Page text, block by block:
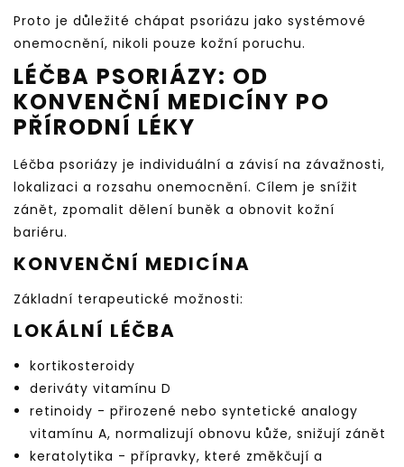
Proto je důležité chápat psoriázu jako systémové
onemocnění, nikoli pouze kožní poruchu.
LÉČBA PSORIÁZY: OD
KONVENČNÍ MEDICÍNY PO
PŘÍRODNÍ LÉKY
Léčba psoriázy je individuální a závisí na závažnosti,
lokalizaci a rozsahu onemocnění. Cílem je snížit
zánět, zpomalit dělení buněk a obnovit kožní
bariéru.
KONVENČNÍ MEDICÍNA
Základní terapeutické možnosti:
LOKÁLNÍ LÉČBA
kortikosteroidy
deriváty vitamínu D
retinoidy - přirozené nebo syntetické analogy
vitamínu A, normalizují obnovu kůže, snižují zánět
keratolytika - přípravky, které změkčují a